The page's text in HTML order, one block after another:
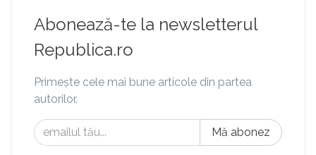
Abonează-te la newsletterul
Republica.ro
Primește cele mai bune articole din partea
autorilor.
Mă abonez